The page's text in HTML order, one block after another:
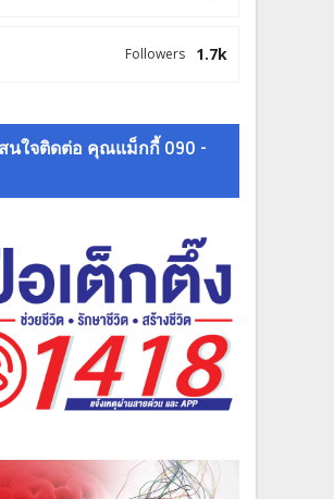
1.7k
Followers
นใจติดต่อ คุณแม็กกี้ 090 -